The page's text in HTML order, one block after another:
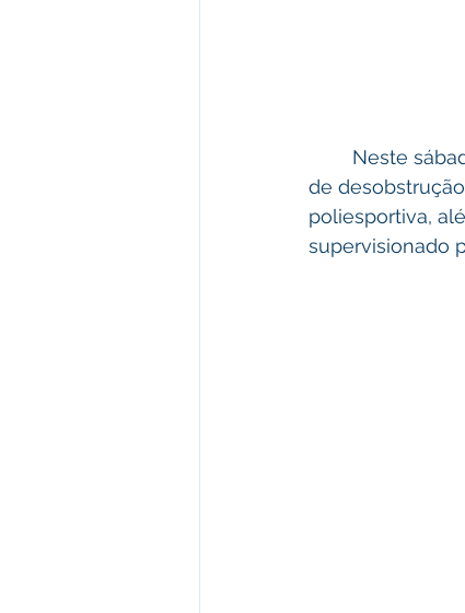
de
poliesportiva,
supervisionado